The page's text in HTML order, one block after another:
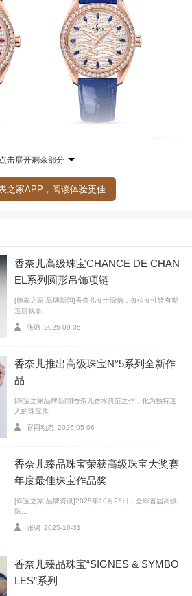
Aqua Terra珠宝腕表提供多种表
。腕表的指针亦由Sedna® 18K金
嵌一颗榄尖形切割红宝石或蓝宝
色光亮皮表带。表盘上Sedna® 1
18K金搭配191颗钻石组成的
纹交织浮动，展示海洋的律动。
米茄8807至臻天文台机芯。
列Aqua Terra珠宝腕表是成熟女
点击展开剩余部分
之家APP，阅读体验更佳
香奈儿高级珠宝CHANCE DE CHAN
EL系列圆形吊饰项链
[腕表之家 品牌新闻]香奈儿女士深信，每位女性皆有塑
造自我命...
张璐 2025-09-05
香奈儿推出高级珠宝N°5系列全新作
品
[珠宝之家品牌新闻]香奈儿香水典范之作，化为独特迷
人的珠宝作...
官网动态 2026-05-06
香奈儿臻品珠宝荣获高级珠宝大奖赛
年度最佳珠宝作品奖
[珠宝之家 品牌资讯]2025年10月25日，全球首届高级
珠...
张璐 2025-10-31
香奈儿臻品珠宝“SIGNES & SYMBO
LES”系列